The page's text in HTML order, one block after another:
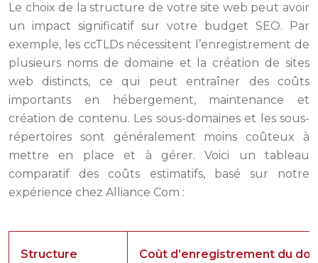
Le choix de la structure de votre site web peut avoir
un impact significatif sur votre budget SEO. Par
exemple, les ccTLDs nécessitent l’enregistrement de
plusieurs noms de domaine et la création de sites
web distincts, ce qui peut entraîner des coûts
importants en hébergement, maintenance et
création de contenu. Les sous-domaines et les sous-
répertoires sont généralement moins coûteux à
mettre en place et à gérer. Voici un tableau
comparatif des coûts estimatifs, basé sur notre
expérience chez Alliance Com :
Structure Coût d’enregistrement du